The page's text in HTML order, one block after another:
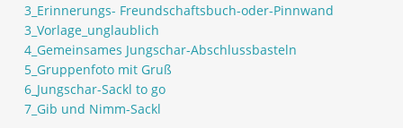
3_Erinnerungs- Freundschaftsbuch-oder-Pinnwand
3_Vorlage_unglaublich
4_Gemeinsames Jungschar-Abschlussbasteln
5_Gruppenfoto mit Gruß
6_Jungschar-Sackl to go
7_Gib und Nimm-Sackl